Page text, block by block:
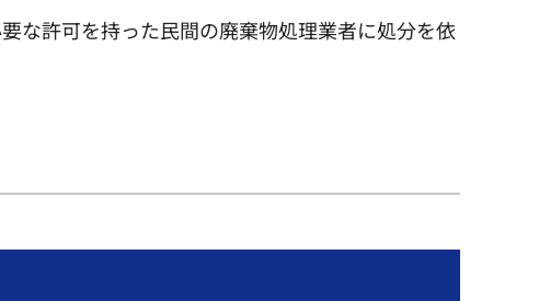
な許可を持った民間の廃棄物処理業者に処分を依